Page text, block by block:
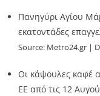
Πανηγύρι Αγίου
εκατοντάδες
Source: Metro24.gr
Οι κάψουλες καφέ
ΕΕ από τις 12